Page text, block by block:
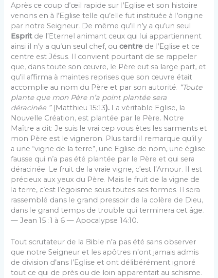
Après ce coup d’œil rapide sur l’Eglise et son his­toire
venons en à l’Eglise telle qu’elle fut instituée à l’origine
par notre Seigneur. De même qu’il n’y a qu’un seul
Espritde l’Eternel animant ceux qui lui appartiennent
ainsi il n’y a qu’un seul chef, oucentre de l’Eglise et ce
centre est Jésus. Il convient pourtant de se rappeler
que, dans toute son œuvre, le Père eut sa large part, et
qu’il affirma à maintes re­prises que son œuvre était
accomplie au nom du Père et par son autorité. “Toute
plante que mon Père n’a point plantée sera
déracinée ”(Matthieu 15:13). La véritable Eglise, la
Nouvelle Création, est plantée par le Père. Notre
Maître a dit: Je suis le vrai cep vous êtes les sarments et
mon Père est le vigneron. Plus tard il re­marque qu’il y
a une “vigne de la terre”, une Eglise de nom, une église
fausse qui n’a pas été plantée par le Père et qui sera
déracinée. Le fruit de la vraie vigne, c’est l’Amour. Il est
précieux aux yeux du Père. Mais le fruit de la vigne de
la terre, c’est l’égoïsme sous toutes ses formes. Il sera
rassemblé dans le grand pressoir de la colère de Dieu,
dans le grand temps de trouble qui ter­minera cet âge.
— Jean 15 :1 à 6 — Apocalypse 14:10.
Tout scrutateur de la Bible n’a pas été sans observer
que notre Seigneur et les apôtres n’ont jamais admis
de division d’ans l’Eglise et ont délibérément ignoré
tout ce qui de près ou de loin apparentait au schisme.